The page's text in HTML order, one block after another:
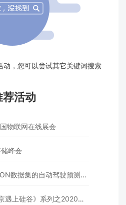
动，您可以尝试其它关键词搜索
荐活动
物联网在线展会
峰会
据集的自动驾驶预测模型挑战赛
谷》系列之2020年度开源峰会